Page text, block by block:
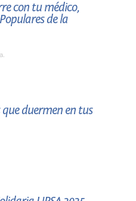
con tu médico,
de la
duermen en tus